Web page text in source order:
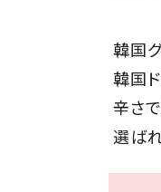
韓国
韓国
辛さ
選ば